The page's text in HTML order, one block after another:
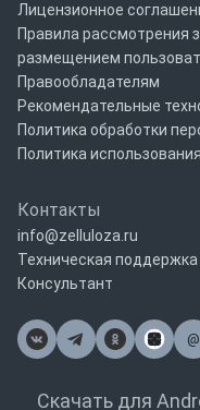
Лицензионное
Правила рассмотрения
размещением
Правообладателям
Рекомендательные
Политика обработки
Политика
Контакты
info@zelluloza.ru
Техническая поддержка
Консультант
@
Скачать для